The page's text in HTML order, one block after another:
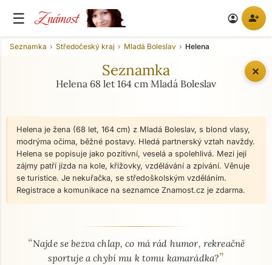
☰ Známost account_circle person_add
✕
Seznamka Středočeský kraj Mladá Boleslav Helena
Seznamka
Helena 68 let 164 cm Mladá Boleslav
Helena je žena (68 let, 164 cm) z Mladá Boleslav, s blond vlasy,
modrýma očima, běžné postavy. Hledá partnerský vztah navždy.
Helena se popisuje jako pozitivní, veselá a spolehlivá. Mezi její
zájmy patří jízda na kole, křížovky, vzdělávání a zpívání. Věnuje
se turistice. Je nekuřačka, se středoškolským vzděláním.
Registrace a komunikace na seznamce Znamost.cz je zdarma.
O mně - seznamka profil
“Najde se bezva chlap, co má rád humor, rekreačně
sportuje a chybí mu k tomu kamarádka?”